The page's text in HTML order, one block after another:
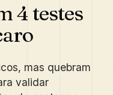
4 testes
mas quebram
validar